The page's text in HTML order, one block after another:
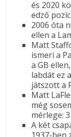
és 2020
edző
2006 óta
ellen a
Matt
ismeri a
a GB
labdát ez
játszott a
Matt
még
mérlege:
A két